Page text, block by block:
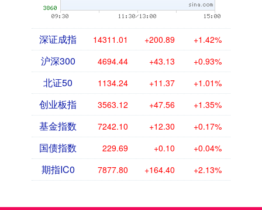
深证成指 14311.01 +200.89 +1.42%
沪深300 4694.44 +43.13 +0.93%
北证50 1134.24 +11.37 +1.01%
创业板指 3563.12 +47.56 +1.35%
基金指数 7242.10 +12.30 +0.17%
国债指数 229.69 +0.10 +0.04%
期指IC0 7877.80 +164.40 +2.13%